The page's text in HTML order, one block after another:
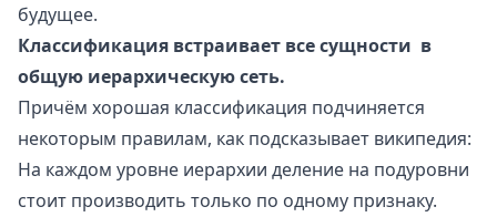
будущее.
Классификация встраивает все сущности в
общую иерархическую сеть.
Причём хорошая классификация подчиняется
некоторым правилам, как подсказывает википедия:
На каждом уровне иерархии деление на подуровни
стоит производить только по одному признаку.